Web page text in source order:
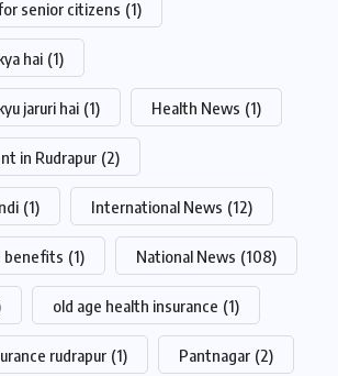
senior citizens (1)
hai (1)
jaruri hai (1) Health News (1)
in Rudrapur (2)
(1) International News (12)
benefits (1) National News (108)
old age health insurance (1)
rudrapur (1) Pantnagar (2)